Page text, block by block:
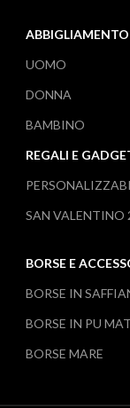
ABBIGLIAMENTO
UOMO
DONNA
BAMBINO
REGALI E
SAN VALENTINO
BORSE E
BORSE IN
BORSE IN PU
BORSE MARE